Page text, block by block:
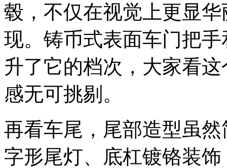
毂，不仅在视觉上更显
现。铸币式表面车门把
升了它的档次，大家看
感无可挑剔。
再看车尾，尾部造型虽
字形尾灯、底杠镀铬装